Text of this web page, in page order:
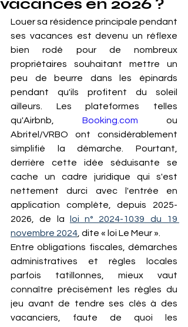
vacances en 2026 ?
Louer sa résidence principale pendant
ses vacances est devenu un réflexe
bien rodé pour de nombreux
propriétaires souhaitant mettre un
peu de beurre dans les épinards
pendant qu'ils profitent du soleil
ailleurs. Les plateformes telles
qu'Airbnb, Booking.com ou
Abritel/VRBO ont considérablement
simplifié la démarche. Pourtant,
derrière cette idée séduisante se
cache un cadre juridique qui s'est
nettement durci avec l'entrée en
application complète, depuis 2025-
2026, de la
loi n° 2024-1039 du 19
novembre 2024 , dite « loi Le Meur ».
Entre obligations fiscales, démarches
administratives et règles locales
parfois tatillonnes, mieux vaut
connaître précisément les règles du
jeu avant de tendre ses clés à des
vacanciers, faute de quoi les